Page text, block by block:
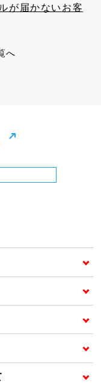
が届かないお客
へ